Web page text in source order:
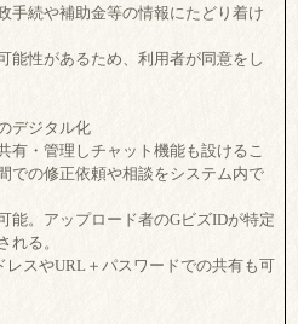
手続や補助金等の情報にたどり着け
性があるため、利用者が同意をし
デジタル化
有・管理しチャット機能も設けるこ
での修正依頼や相談をシステム内で
能。アップロード者のGビズIDが特定
れる。
スやURL＋パスワードでの共有も可